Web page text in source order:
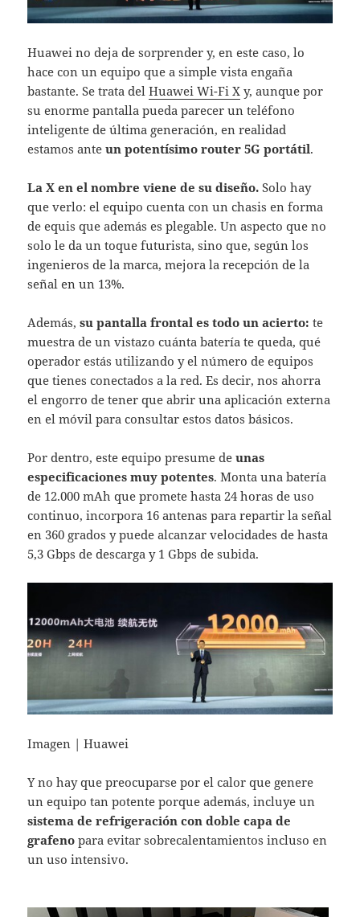
Huawei no deja de sorprender y, en este caso, lo
hace con un equipo que a simple vista engaña
bastante. Se trata delHuawei Wi-Fi X y, aunque por
su enorme pantalla pueda parecer un teléfono
inteligente de última generación, en realidad
estamos anteun potentísimo router 5G portátil.
La X en el nombre viene de su diseño. Solo hay
que verlo: el equipo cuenta con un chasis en forma
de equis que además es plegable. Un aspecto que no
solo le da un toque futurista, sino que, según los
ingenieros de la marca, mejora la recepción de la
señal en un 13%.
Además,su pantalla frontal es todo un acierto: te
muestra de un vistazo cuánta batería te queda, qué
operador estás utilizando y el número de equipos
que tienes conectados a la red. Es decir, nos ahorra
el engorro de tener que abrir una aplicación externa
en el móvil para consultar estos datos básicos.
Por dentro, este equipo presume deunas
especificaciones muy potentes. Monta una batería
de 12.000 mAh que promete hasta 24 horas de uso
continuo, incorpora 16 antenas para repartir la señal
en 360 grados y puede alcanzar velocidades de hasta
5,3 Gbps de descarga y 1 Gbps de subida.
Imagen | Huawei
Y no hay que preocuparse por el calor que genere
un equipo tan potente porque además, incluye un
sistema de refrigeración con doble capa de
grafeno para evitar sobrecalentamientos incluso en
un uso intensivo.